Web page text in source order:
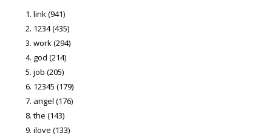
link (941)
1234 (435)
work (294)
god (214)
job (205)
12345 (179)
angel (176)
the (143)
ilove (133)